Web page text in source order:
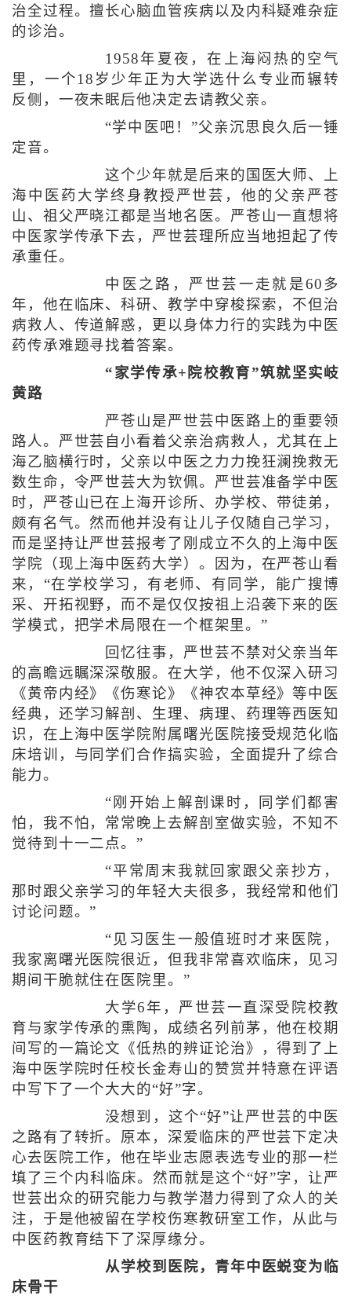
治全过程。擅长心脑血管疾病以及内科疑难杂症
的诊治。
1958年夏夜，在上海闷热的空气
里，一个18岁少年正为大学选什么专业而辗转
反侧，一夜未眠后他决定去请教父亲。
“学中医吧！”父亲沉思良久后一锤
定音。
这个少年就是后来的国医大师、上
海中医药大学终身教授严世芸，他的父亲严苍
山、祖父严晓江都是当地名医。严苍山一直想将
中医家学传承下去，严世芸理所应当地担起了传
承重任。
中医之路，严世芸一走就是60多
年，他在临床、科研、教学中穿梭探索，不但治
病救人、传道解惑，更以身体力行的实践为中医
药传承难题寻找着答案。
“家学传承+院校教育”筑就坚实岐
黄路
严苍山是严世芸中医路上的重要领
路人。严世芸自小看着父亲治病救人，尤其在上
海乙脑横行时，父亲以中医之力力挽狂澜挽救无
数生命，令严世芸大为钦佩。严世芸准备学中医
时，严苍山已在上海开诊所、办学校、带徒弟，
颇有名气。然而他并没有让儿子仅随自己学习，
而是坚持让严世芸报考了刚成立不久的上海中医
学院（现上海中医药大学）。因为，在严苍山看
来，“在学校学习，有老师、有同学，能广搜博
采、开拓视野，而不是仅仅按祖上沿袭下来的医
学模式，把学术局限在一个框架里。”
回忆往事，严世芸不禁对父亲当年
的高瞻远瞩深深敬服。在大学，他不仅深入研习
《黄帝内经》《伤寒论》《神农本草经》等中医
经典，还学习解剖、生理、病理、药理等西医知
识，在上海中医学院附属曙光医院接受规范化临
床培训，与同学们合作搞实验，全面提升了综合
能力。
“刚开始上解剖课时，同学们都害
怕，我不怕，常常晚上去解剖室做实验，不知不
觉待到十一二点。”
“平常周末我就回家跟父亲抄方，
那时跟父亲学习的年轻大夫很多，我经常和他们
讨论问题。”
“见习医生一般值班时才来医院，
我家离曙光医院很近，但我非常喜欢临床，见习
期间干脆就住在医院里。”
大学6年，严世芸一直深受院校教
育与家学传承的熏陶，成绩名列前茅，他在校期
间写的一篇论文《低热的辨证论治》，得到了上
海中医学院时任校长金寿山的赞赏并特意在评语
中写下了一个大大的“好”字。
没想到，这个“好”让严世芸的中医
之路有了转折。原本，深爱临床的严世芸下定决
心去医院工作，他在毕业志愿表选专业的那一栏
填了三个内科临床。然而就是这个“好”字，让严
世芸出众的研究能力与教学潜力得到了众人的关
注，于是他被留在学校伤寒教研室工作，从此与
中医药教育结下了深厚缘分。
从学校到医院，青年中医蜕变为临
床骨干